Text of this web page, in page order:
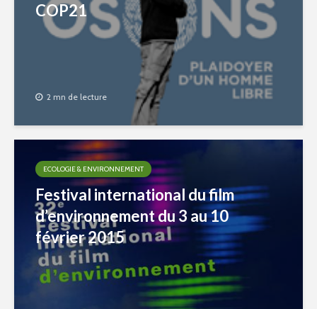
COP21
2 mn de lecture
ECOLOGIE & ENVIRONNEMENT
Festival international du film
d’environnement du 3 au 10
février 2015